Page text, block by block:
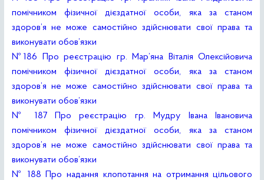
помічником фізичної дієздатної особи, яка за станом
здоров’я не може самостійно здійснювати свої права та
виконувати обов’язки
№186 Про реєстрацію гр. Мар’яна Віталія Олексійовича
помічником фізичної дієздатної особи, яка за станом
здоров’я не може самостійно здійснювати свої права та
виконувати обов’язки
№ 187 Про реєстрацію гр. Мудру Івана Івановича
помічником фізичної дієздатної особи, яка за станом
здоров’я не може самостійно здійснювати свої права та
виконувати обов’язки
№ 188 Про надання клопотання на отримання цільового